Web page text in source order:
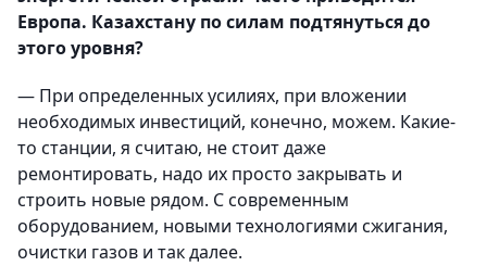
Европа. Казахстану по силам подтянуться до
этого уровня?
— При определенных усилиях, при вложении
необходимых инвестиций, конечно, можем. Какие-
то станции, я считаю, не стоит даже
ремонтировать, надо их просто закрывать и
строить новые рядом. С современным
оборудованием, новыми технологиями сжигания,
очистки газов и так далее.